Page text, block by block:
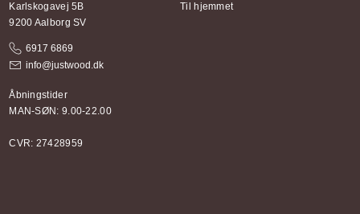
Karlskogavej 5B
9200 Aalborg SV
6917 6869
info@justwood.dk
Åbningstider
MAN-SØN: 9.00-22.00
CVR: 27428959
Til hjemmet